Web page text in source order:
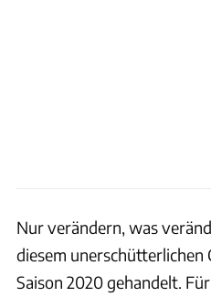
Nur verändern, was
diesem unerschütterlichen
Saison 2020 gehandelt.